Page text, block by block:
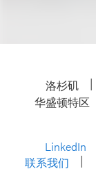
洛杉矶
华盛顿特区
LinkedIn
联系我们